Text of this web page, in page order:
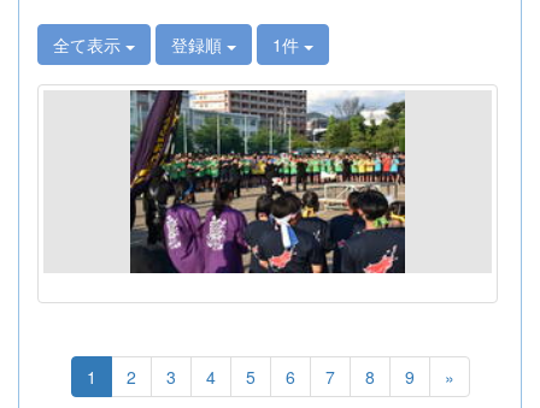
全て表示 登録順 1件
1 2 3 4 5 6 7 8 9 »